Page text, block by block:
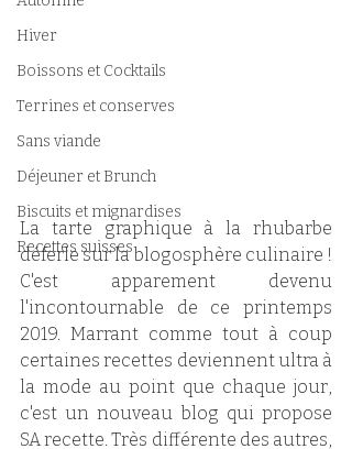
Hiver
Boissons et Cocktails
Terrines et conserves
Sans viande
Déjeuner et Brunch
Biscuits et mignardises
Recettes suisses
La tarte graphique à la rhubarbe
déferle sur la blogosphère culinaire !
C'est apparement devenu
l'incontournable de ce printemps
2019. Marrant comme tout à coup
certaines recettes deviennent ultra à
la mode au point que chaque jour,
c'est un nouveau blog qui propose
SA recette. Très différente des autres,